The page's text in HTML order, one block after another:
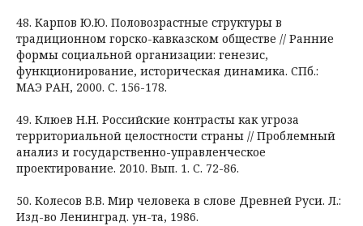
48. Карпов Ю.Ю. Половозрастные структуры в
традиционном горско-кавказском обществе // Ранние
формы социальной организации: генезис,
функционирование, историческая динамика. СПб.:
МАЭ РАН, 2000. C. 156-178.
49. Клюев Н.Н. Российские контрасты как угроза
территориальной целостности страны // Проблемный
анализ и государственно-управленческое
проектирование. 2010. Вып. 1. C. 72-86.
50. Колесов В.В. Мир человека в слове Древней Руси. Л.:
Изд-во Ленинград. ун-та, 1986.